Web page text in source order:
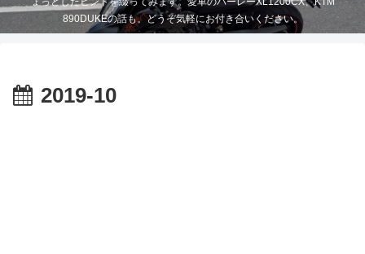
890DUKEの話も。どうぞ気軽にお付き合いください。
2019-10